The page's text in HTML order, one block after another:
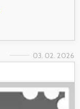
03. 02. 2026